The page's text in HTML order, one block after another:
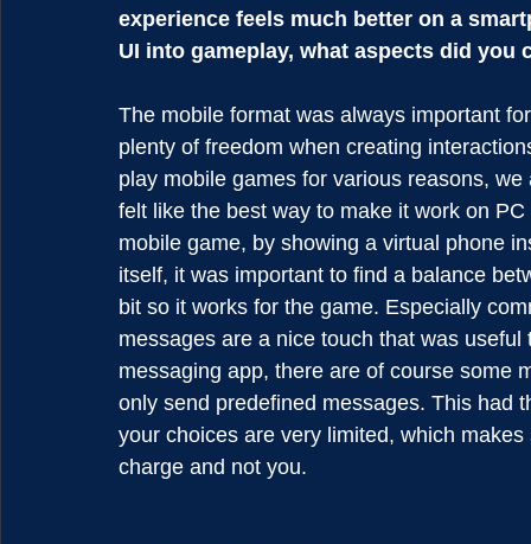
experience feels much better on a
UI into gameplay, what aspects did
The mobile format was always important
plenty of freedom when creating
play mobile games for various reasons,
felt like the best way to make it work on
mobile game, by showing a virtual phone
itself, it was important to find a balance
bit so it works for the game. Especially
messages are a nice touch that was
messaging app, there are of course some
only send predefined messages. This had
your choices are very limited, which
charge and not you.